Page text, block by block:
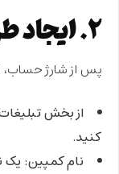
۲. ایجاد طرح تبلیغاتی (کمپین)
پس از شارژ
از بخش
کنید.
نام کمپین: یک